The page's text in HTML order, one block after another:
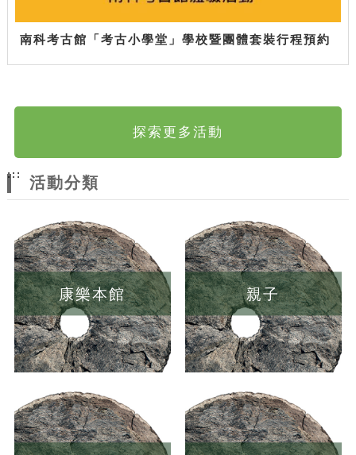
南科考古館「考古小學堂」學校暨團體套裝行程預約
探索更多活動
:::
活動分類
康樂本館 親子